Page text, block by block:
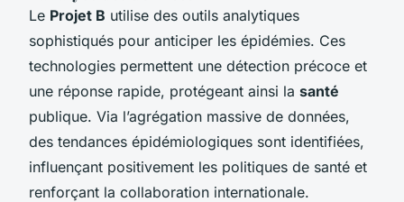
Le Projet B utilise des outils analytiques
sophistiqués pour anticiper les épidémies. Ces
technologies permettent une détection précoce et
une réponse rapide, protégeant ainsi la santé
publique. Via l’agrégation massive de données,
des tendances épidémiologiques sont identifiées,
influençant positivement les politiques de santé et
renforçant la collaboration internationale.